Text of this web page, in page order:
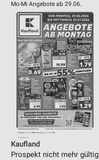
Mo-Mi Angebote ab 29.06.
Kaufland
Prospekt nicht mehr gültig